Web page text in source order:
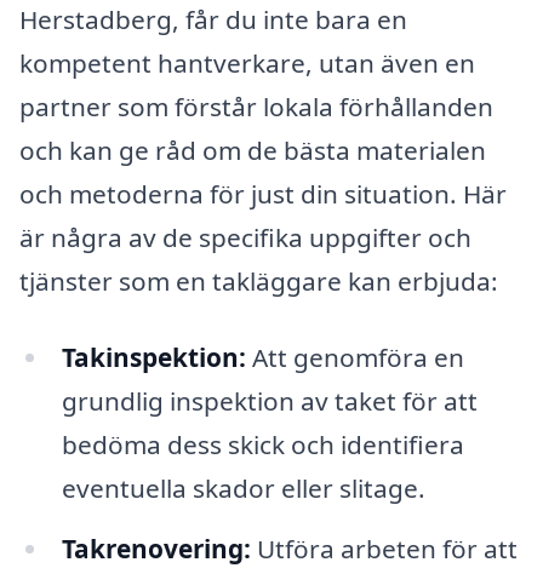
Herstadberg, får du inte bara en
kompetent hantverkare, utan även en
partner som förstår lokala förhållanden
och kan ge råd om de bästa materialen
och metoderna för just din situation. Här
är några av de specifika uppgifter och
tjänster som en takläggare kan erbjuda:
Takinspektion: Att genomföra en
grundlig inspektion av taket för att
bedöma dess skick och identifiera
eventuella skador eller slitage.
Takrenovering: Utföra arbeten för att